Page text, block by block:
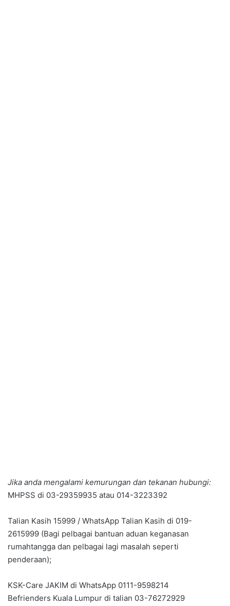
Jika anda mengalami kemurungan dan tekanan hubungi:
MHPSS di 03-29359935 atau 014-3223392
Talian Kasih 15999 / WhatsApp Talian Kasih di 019-
2615999 (Bagi pelbagai bantuan aduan keganasan
rumahtangga dan pelbagai lagi masalah seperti
penderaan);
KSK-Care JAKIM di WhatsApp 0111-9598214
Befrienders Kuala Lumpur di talian 03-76272929